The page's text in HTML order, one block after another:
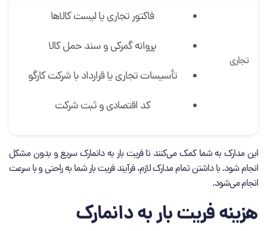
تجاری
فاکتور تجاری یا لیست کالاها
پروانه گمرکی و سند حمل کالا
تأسیسات تجاری یا قرارداد با شرکت کارگو
کد اقتصادی و ثبت شرکت
این مدارک به شما کمک می‌کنند تا فریت بار به دانمارک سریع و بدون مشکل
انجام شود. با داشتن تمام مدارک لازم، فرآیند فریت بار شما به راحتی و با سرعت
انجام می‌شود.
هزینه‌ فریت بار به دانمارک